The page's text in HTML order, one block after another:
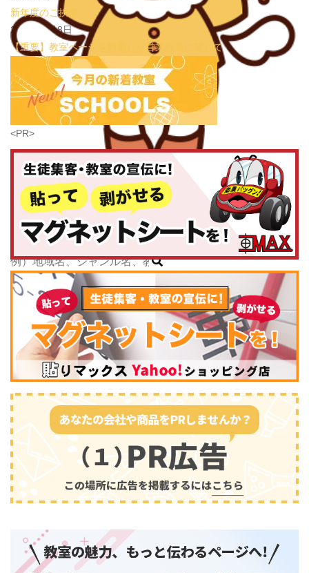
子どもスクールナビ
公式キャラクター
掲載教室数173,463件
ジャンル数135件
6/24現在
山形県
福島県
関東
栃木県
群馬県
埼玉県
千葉県
東京都
神奈川県
中部
新潟県
富山県
石川県
福井県
山梨県
長野県
岐阜県
静岡県
愛知県
三重県
関西
滋賀県
京都府
大阪府
兵庫県
奈良県
和歌山県
中国・四国
岡山県
広島県
学習教室(5437)
スポーツ・運動(2745)
音楽 (2413)
新年度のご挨拶
2026年1月8日
【重要】教室ページを利用した営業行為に関して
<PR>